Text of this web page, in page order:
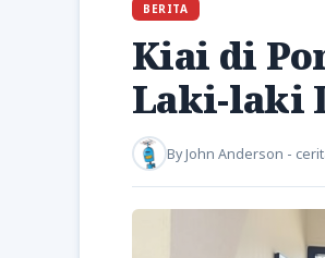
BERITA
Kiai di
Laki-laki
ByJohn Anderson -